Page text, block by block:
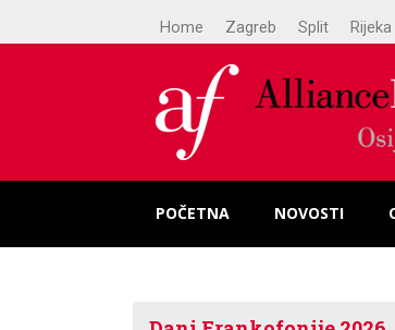
Home Zagreb Split Rijeka
POČETNA NOVOSTI